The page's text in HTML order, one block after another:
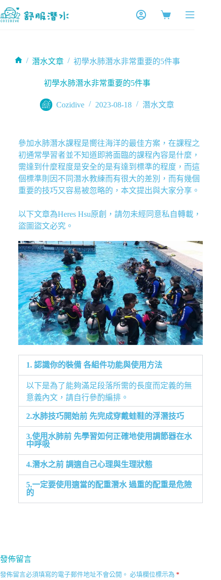
/ 潛水文章 / 初學水肺潛水非常重要的5件事
初學水肺潛水非常重要的5件事
Cozidive 2023-08-18 潛水文章
參加水肺潛水課程是嚮往海洋的最佳方案，在課程之
初通常學習者並不知道即將面臨的課程內容是什麼，
需達到什麼程度是安全的是有達到標準的程度，而這
個標準則因不同潛水教練而有很大的差別，而有幾個
重要的技巧又容易被忽略的，本文提出與大家分享。
以下文章為Heres Hsu原創，請勿未經同意私自轉載，
盜圖盜文必究。
1. 認識你的裝備 各組件功能與使用方法
以下是為了能夠滿足段落所需的長度而定義的無
意義內文，請自行參酌編排。
2.水肺技巧開始前 先完成穿戴蛙鞋的浮潛技巧
3.使用水肺前 先學習如何正確地使用調節器在水
中呼吸
4.潛水之前 調適自己心理與生理狀態
5.一定要使用適當的配重潛水 過重的配重是危險
的
發佈留言
發佈留言必須填寫的電子郵件地址不會公開。 必填欄位標示為 *